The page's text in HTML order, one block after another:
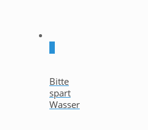
Bitte
spart
Wasser